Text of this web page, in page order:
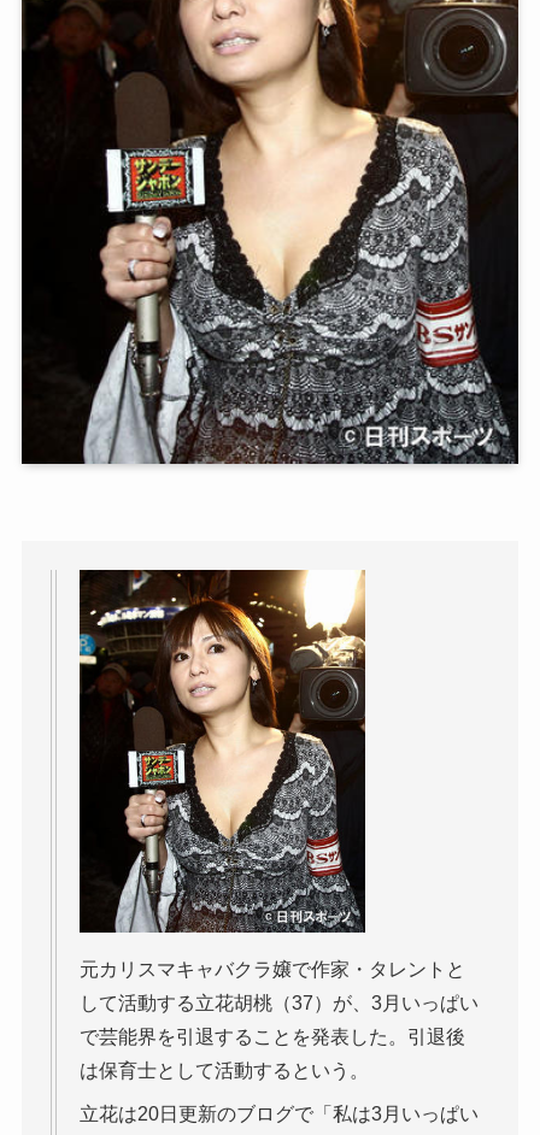
元カリスマキャバクラ嬢で作家・タレントと
して活動する立花胡桃（37）が、3月いっぱい
で芸能界を引退することを発表した。引退後
は保育士として活動するという。
立花は20日更新のブログで「私は3月いっぱい